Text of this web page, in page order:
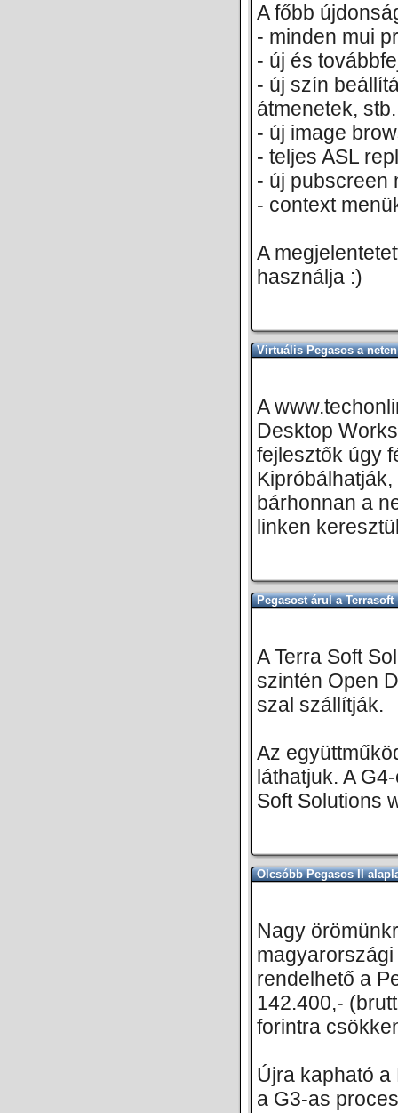
A főbb
- minden mui
- új és
- új szín
átmenetek, stb.
- új image
- teljes ASL
- új pubscreen
- context
A
használja :)
Virtuális Pegasos a neten
A
Desktop
fejlesztők úgy
bárhonnan a
linken
Pegasost árul a Terrasoft
A Terra Soft
szintén Open
szal szállítják.
Az
láthatjuk. A
Soft Solutions
Olcsóbb Pegasos II
Nagy
rendelhető a
142.400,-
forintra
Újra kapható
a G3-as